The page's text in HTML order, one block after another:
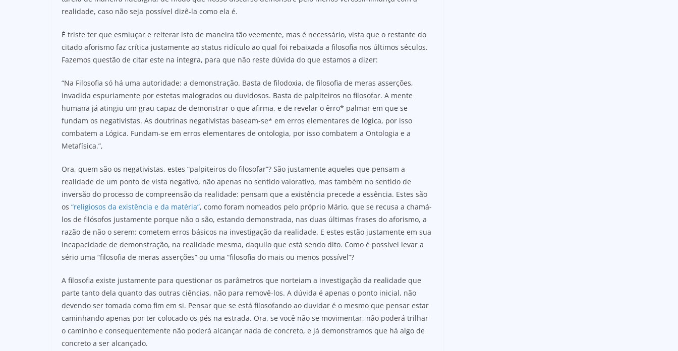
realidade, caso não seja possível dizê-la como ela é.
É triste ter que esmiuçar e reiterar isto de maneira tão veemente, mas é necessário, vista que o restante do
citado aforismo faz crítica justamente ao status ridículo ao qual foi rebaixada a filosofia nos últimos séculos.
Fazemos questão de citar este na íntegra, para que não reste dúvida do que estamos a dizer:
“Na Filosofia só há uma autoridade: a demonstração. Basta de filodoxia, de filosofia de meras asserções,
invadida espuriamente por estetas malogrados ou duvidosos. Basta de palpiteiros no filosofar. A mente
humana já atingiu um grau capaz de demonstrar o que afirma, e de revelar o êrro* palmar em que se
fundam os negativistas. As doutrinas negativistas baseam-se* em erros elementares de lógica, por isso
combatem a Lógica. Fundam-se em erros elementares de ontologia, por isso combatem a Ontologia e a
Metafísica.”,
Ora, quem são os negativistas, estes “palpiteiros do filosofar”? São justamente aqueles que pensam a
realidade de um ponto de vista negativo, não apenas no sentido valorativo, mas também no sentido de
inversão do processo de compreensão da realidade: pensam que a existência precede a essência. Estes são
os “religiosos da existência e da matéria”, como foram nomeados pelo próprio Mário, que se recusa a chamá-
los de filósofos justamente porque não o são, estando demonstrada, nas duas últimas frases do aforismo, a
razão de não o serem: cometem erros básicos na investigação da realidade. E estes estão justamente em sua
incapacidade de demonstração, na realidade mesma, daquilo que está sendo dito. Como é possível levar a
sério uma “filosofia de meras asserções” ou uma “filosofia do mais ou menos possível”?
A filosofia existe justamente para questionar os parâmetros que norteiam a investigação da realidade que
parte tanto dela quanto das outras ciências, não para removê-los. A dúvida é apenas o ponto inicial, não
devendo ser tomada como fim em si. Pensar que se está filosofando ao duvidar é o mesmo que pensar estar
caminhando apenas por ter colocado os pés na estrada. Ora, se você não se movimentar, não poderá trilhar
o caminho e consequentemente não poderá alcançar nada de concreto, e já demonstramos que há algo de
concreto a ser alcançado.